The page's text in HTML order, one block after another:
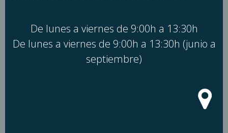
De lunes a viernes de 9:00h a 13:30h
De lunes a viernes de 9:00h a 13:30h (junio a
septiembre)